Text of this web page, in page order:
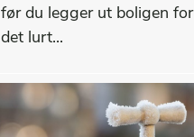
før du legger ut boligen
det lurt...